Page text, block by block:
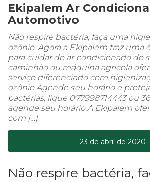
Ekipalem Ar
Automotivo
Não respire bactéria, faça uma
ozônio. Agora a Ekipalem traz uma
para cuidar do ar condicionado do
caminhão ou máquina agrícola
serviço diferenciado com
ozônio.Agende seu horário e
bactérias, ligue 077998714443 ou
agende seu horário.A Ekipalem
com […]
23 de abril de 2020
Não respire bactéria,